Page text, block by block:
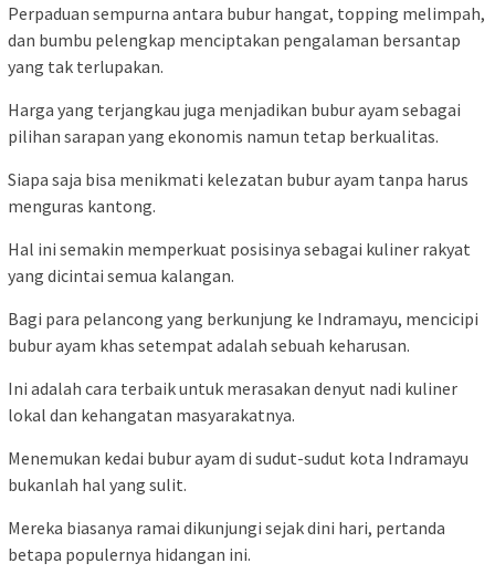
Perpaduan sempurna antara bubur hangat, topping melimpah,
dan bumbu pelengkap menciptakan pengalaman bersantap
yang tak terlupakan.
Harga yang terjangkau juga menjadikan bubur ayam sebagai
pilihan sarapan yang ekonomis namun tetap berkualitas.
Siapa saja bisa menikmati kelezatan bubur ayam tanpa harus
menguras kantong.
Hal ini semakin memperkuat posisinya sebagai kuliner rakyat
yang dicintai semua kalangan.
Bagi para pelancong yang berkunjung ke Indramayu, mencicipi
bubur ayam khas setempat adalah sebuah keharusan.
Ini adalah cara terbaik untuk merasakan denyut nadi kuliner
lokal dan kehangatan masyarakatnya.
Menemukan kedai bubur ayam di sudut-sudut kota Indramayu
bukanlah hal yang sulit.
Mereka biasanya ramai dikunjungi sejak dini hari, pertanda
betapa populernya hidangan ini.